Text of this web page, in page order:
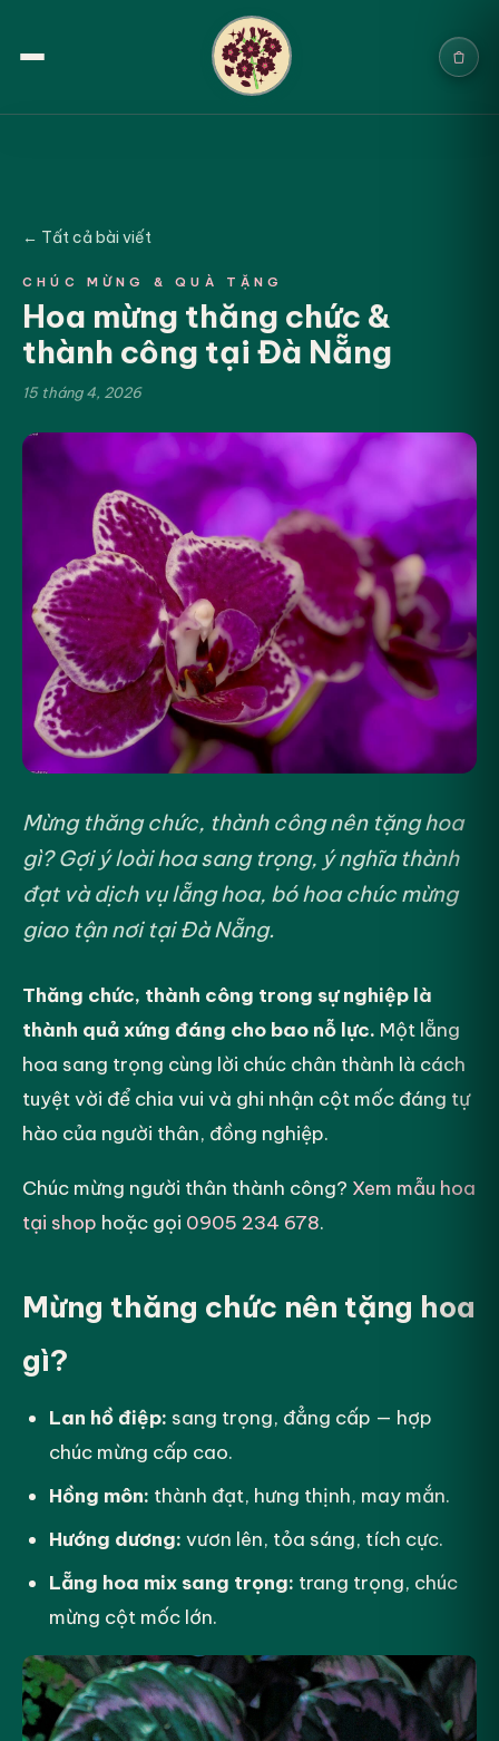
Blogs
Chính sách
Tìm sản phẩm
← Tất cả bài viết
CHÚC MỪNG & QUÀ TẶNG
Hoa mừng thăng chức &
thành công tại Đà Nẵng
15 tháng 4, 2026
Mừng thăng chức, thành công nên tặng hoa
gì? Gợi ý loài hoa sang trọng, ý nghĩa thành
đạt và dịch vụ lẵng hoa, bó hoa chúc mừng
giao tận nơi tại Đà Nẵng.
Thăng chức, thành công trong sự nghiệp là
thành quả xứng đáng cho bao nỗ lực. Một lẵng
hoa sang trọng cùng lời chúc chân thành là cách
tuyệt vời để chia vui và ghi nhận cột mốc đáng tự
hào của người thân, đồng nghiệp.
Chúc mừng người thân thành công? Xem mẫu hoa
tại shop hoặc gọi 0905 234 678.
Mừng thăng chức nên tặng hoa
gì?
Lan hồ điệp: sang trọng, đẳng cấp — hợp
chúc mừng cấp cao.
Hồng môn: thành đạt, hưng thịnh, may mắn.
Hướng dương: vươn lên, tỏa sáng, tích cực.
Lẵng hoa mix sang trọng: trang trọng, chúc
mừng cột mốc lớn.